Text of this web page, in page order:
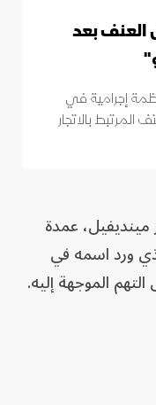
بعد
إجرامية في
بالاتجار
عمدة
ورد اسمه في
الموجهة إليه.